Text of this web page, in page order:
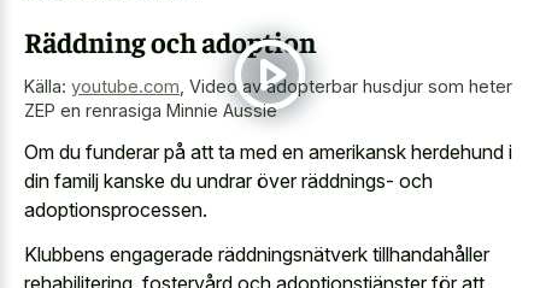
Räddning och adoption
Källa: youtube.com Video av adopterbar husdjur som heter
ZEP en renrasiga Minnie Aussie
Om du funderar på att ta med en amerikansk herdehund i
din familj kanske du undrar över räddnings- och
adoptionsprocessen.
Klubbens engagerade räddningsnätverk tillhandahåller
rehabilitering, fostervård och adoptionstjänster för att